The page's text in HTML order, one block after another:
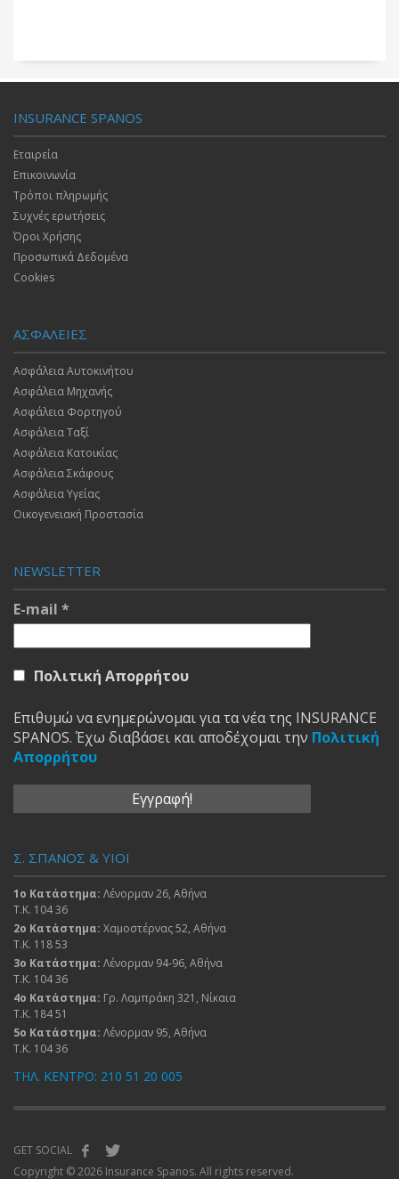
INSURANCE SPANOS
Εταιρεία
Επικοινωνία
Τρόποι πληρωμής
Συχνές ερωτήσεις
Όροι Χρήσης
Προσωπικά Δεδομένα
Cookies
ΑΣΦΑΛΕΙΕΣ
Ασφάλεια Αυτοκινήτου
Ασφάλεια Μηχανής
Ασφάλεια Φορτηγού
Ασφάλεια Ταξί
Ασφάλεια Κατοικίας
Ασφάλεια Σκάφους
Ασφάλεια Υγείας
Οικογενειακή Προστασία
NEWSLETTER
E-mail *
Πολιτική Απορρήτου
Επιθυμώ να ενημερώνομαι για τα νέα της INSURANCE
SPANOS. Έχω διαβάσει και αποδέχομαι την Πολιτική
Απορρήτου
Σ. ΣΠΑΝΟΣ & ΥΙΟΙ
1ο Κατάστημα: Λένορμαν 26, Αθήνα
Τ.Κ. 104 36
2ο Κατάστημα: Χαμοστέρνας 52, Αθήνα
Τ.Κ. 118 53
3ο Κατάστημα: Λένορμαν 94-96, Αθήνα
Τ.Κ. 104 36
4ο Κατάστημα: Γρ. Λαμπράκη 321, Νίκαια
Τ.Κ. 184 51
5ο Κατάστημα: Λένορμαν 95, Αθήνα
Τ.Κ. 104 36
ΤΗΛ. ΚΕΝΤΡΟ: 210 51 20 005
GET SOCIAL
Copyright © 2026 Insurance Spanos. All rights reserved.